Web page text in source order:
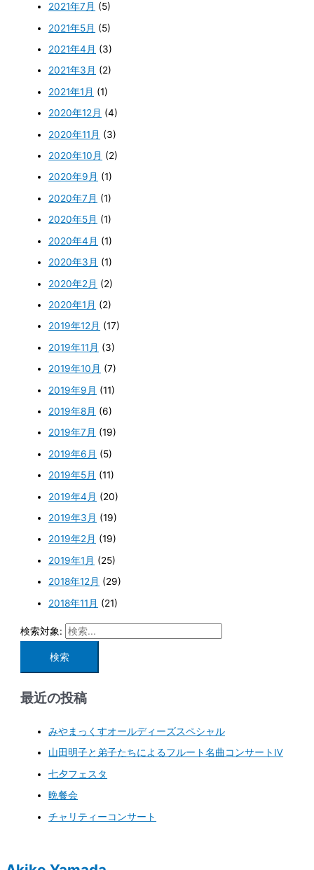
2021年7月 (5)
2021年5月 (5)
2021年4月 (3)
2021年3月 (2)
2021年1月 (1)
2020年12月 (4)
2020年11月 (3)
2020年10月 (2)
2020年9月 (1)
2020年7月 (1)
2020年5月 (1)
2020年4月 (1)
2020年3月 (1)
2020年2月 (2)
2020年1月 (2)
2019年12月 (17)
2019年11月 (3)
2019年10月 (7)
2019年9月 (11)
2019年8月 (6)
2019年7月 (19)
2019年6月 (5)
2019年5月 (11)
2019年4月 (20)
2019年3月 (19)
2019年2月 (19)
2019年1月 (25)
2018年12月 (29)
2018年11月 (21)
検索対象:
最近の投稿
みやまっくすオールディーズスペシャル
山田明子と弟子たちによるフルート名曲コンサートⅣ
七夕フェスタ
晩餐会
チャリティーコンサート